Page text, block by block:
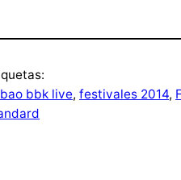
bbk live, festivales 2014,